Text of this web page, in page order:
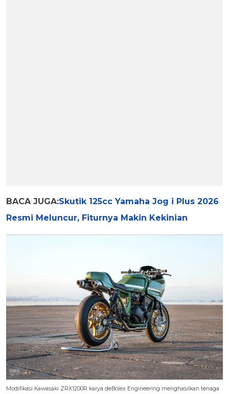
BACA JUGA:Skutik 125cc Yamaha Jog i Plus 2026
Resmi Meluncur, Fiturnya Makin Kekinian
Modifikasi Kawasaki ZRX1200R karya deBolex Engineering menghasilkan tenaga